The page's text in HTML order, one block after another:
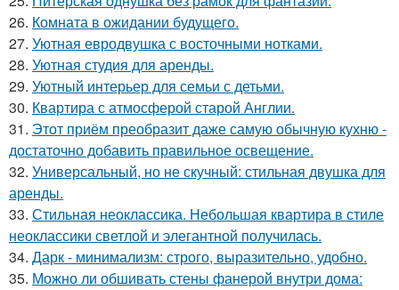
26. Комната в ожидании будущего.
27. Уютная евродвушка с восточными нотками.
28. Уютная студия для аренды.
29. Уютный интерьер для семьи с детьми.
30. Квартира с атмосферой старой Англии.
31. Этот приём преобразит даже самую обычную кухню -
достаточно добавить правильное освещение.
32. Универсальный, но не скучный: стильная двушка для
аренды.
33. Стильная неоклассика. Небольшая квартира в стиле
неоклассики светлой и элегантной получилась.
34. Дарк - минимализм: строго, выразительно, удобно.
35. Можно ли обшивать стены фанерой внутри дома: